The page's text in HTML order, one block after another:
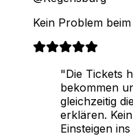
Kein Problem
"Die Tickets
bekommen
gleichzeitig
erklären.
Einsteigen